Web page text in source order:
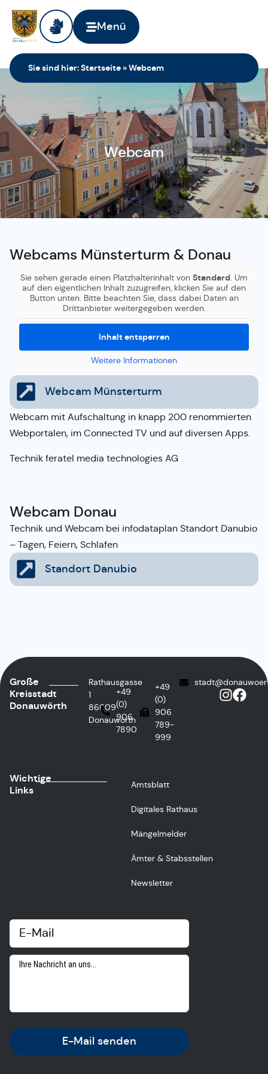
Menü
Sie sind hier:Startseite »Webcam
Webcam
Webcams Münsterturm & Donau
Sie sehen gerade einen Platzhalterinhalt von Standard. Um
auf den eigentlichen Inhalt zuzugreifen, klicken Sie auf den
Button unten. Bitte beachten Sie, dass dabei Daten an
Drittanbieter weitergegeben werden.
Inhalt entsperren
Weitere Informationen
Webcam Münsterturm
Webcam mit Aufschaltung in knapp 200 renommierten
Webportalen, im Connected TV und auf diversen Apps.
Technik feratel media technologies AG
Webcam Donau
Technik und Webcam bei infodataplan Standort Danubio
– Tagen, Feiern, Schlafen
Standort Danubio
Große
Kreisstadt
Donauwörth
Rathausgasse
1
86609
Donauwörth
+49
(0)
906
7890
+49
(0)
906
789-
999
Wichtige
Links
Amtsblatt
Digitales Rathaus
Mängelmelder
Ämter & Stabsstellen
Newsletter
E-Mail senden